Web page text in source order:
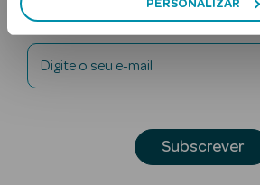
PERSONALIZAR
Newsletter
Digite o seu e-mail
Subscrever